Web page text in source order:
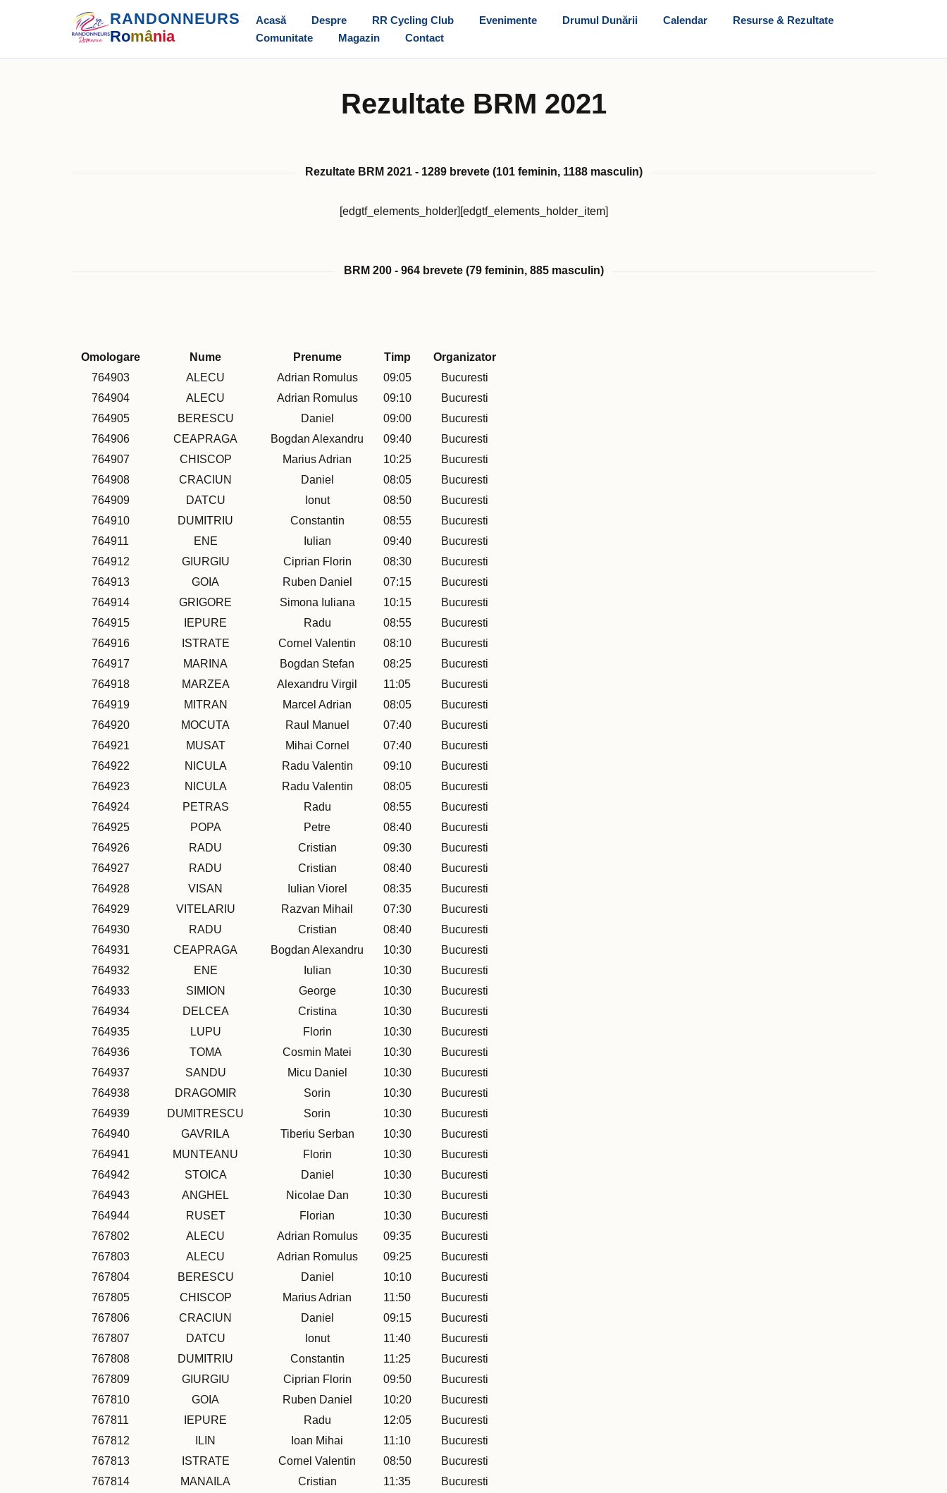
RANDONNEURS
România
Acasă Despre RR Cycling Club Evenimente Drumul Dunării Calendar
Resurse & Rezultate
Comunitate
Magazin Contact
Rezultate BRM 2021
Rezultate BRM 2021 - 1289 brevete (101 feminin, 1188 masculin)
[edgtf_elements_holder][edgtf_elements_holder_item]
BRM 200 - 964 brevete (79 feminin, 885 masculin)
Omologare Nume Prenume Timp
Organizator
764903
ALECU Adrian Romulus 09:05
Bucuresti
764904
ALECU Adrian Romulus 09:10
Bucuresti
764905
BERESCU Daniel 09:00
Bucuresti
764906
CEAPRAGA Bogdan Alexandru 09:40
Bucuresti
764907
CHISCOP Marius Adrian 10:25
Bucuresti
764908
CRACIUN Daniel 08:05
Bucuresti
764909
DATCU Ionut 08:50
Bucuresti
764910
DUMITRIU Constantin 08:55
Bucuresti
764911
ENE Iulian 09:40
Bucuresti
764912
GIURGIU Ciprian Florin 08:30
Bucuresti
764913
GOIA Ruben Daniel 07:15
Bucuresti
764914
GRIGORE Simona Iuliana 10:15
Bucuresti
764915
IEPURE Radu 08:55
Bucuresti
764916
ISTRATE Cornel Valentin 08:10
Bucuresti
764917
MARINA Bogdan Stefan 08:25
Bucuresti
764918
MARZEA Alexandru Virgil 11:05
Bucuresti
764919
MITRAN Marcel Adrian 08:05
Bucuresti
764920
MOCUTA Raul Manuel 07:40
Bucuresti
764921
MUSAT Mihai Cornel 07:40
Bucuresti
764922
NICULA Radu Valentin 09:10
Bucuresti
764923
NICULA Radu Valentin 08:05
Bucuresti
764924
PETRAS Radu 08:55
Bucuresti
764925
POPA Petre 08:40
Bucuresti
764926
RADU Cristian 09:30
Bucuresti
764927
RADU Cristian 08:40
Bucuresti
764928
VISAN Iulian Viorel 08:35
Bucuresti
764929
VITELARIU Razvan Mihail 07:30
Bucuresti
764930
RADU Cristian 08:40
Bucuresti
764931
CEAPRAGA Bogdan Alexandru 10:30
Bucuresti
764932
ENE Iulian 10:30
Bucuresti
764933
SIMION George 10:30
Bucuresti
764934
DELCEA Cristina 10:30
Bucuresti
764935
LUPU Florin 10:30
Bucuresti
764936
TOMA Cosmin Matei 10:30
Bucuresti
764937
SANDU Micu Daniel 10:30
Bucuresti
764938
DRAGOMIR Sorin 10:30
Bucuresti
764939
DUMITRESCU Sorin 10:30
Bucuresti
764940
GAVRILA Tiberiu Serban 10:30
Bucuresti
764941
MUNTEANU Florin 10:30
Bucuresti
764942
STOICA Daniel 10:30
Bucuresti
764943
ANGHEL Nicolae Dan 10:30
Bucuresti
764944
RUSET Florian 10:30
Bucuresti
767802
ALECU Adrian Romulus 09:35
Bucuresti
767803
ALECU Adrian Romulus 09:25
Bucuresti
767804
BERESCU Daniel 10:10
Bucuresti
767805
CHISCOP Marius Adrian 11:50
Bucuresti
767806
CRACIUN Daniel 09:15
Bucuresti
767807
DATCU Ionut 11:40
Bucuresti
767808
DUMITRIU Constantin 11:25
Bucuresti
767809
GIURGIU Ciprian Florin 09:50
Bucuresti
767810
GOIA Ruben Daniel 10:20
Bucuresti
767811
IEPURE Radu 12:05
Bucuresti
767812
ILIN Ioan Mihai 11:10
Bucuresti
767813
ISTRATE Cornel Valentin 08:50
Bucuresti
767814
MANAILA Cristian 11:35
Bucuresti